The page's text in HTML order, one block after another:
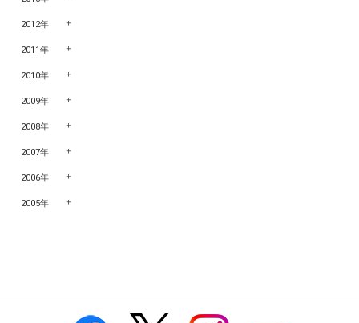
2012年
2011年
2010年
2009年
2008年
2007年
2006年
2005年